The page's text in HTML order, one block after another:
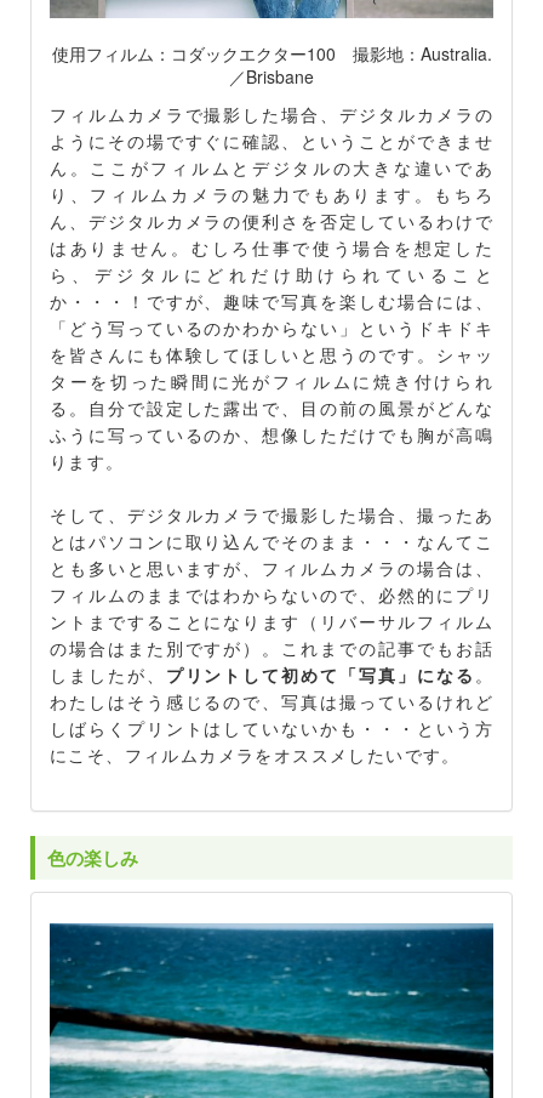
使用フィルム：コダックエクター100 撮影地：Australia.
／Brisbane
フィルムカメラで撮影した場合、デジタルカメラの
ようにその場ですぐに確認、ということができませ
ん。ここがフィルムとデジタルの大きな違いであ
り、フィルムカメラの魅力でもあります。もちろ
ん、デジタルカメラの便利さを否定しているわけで
はありません。むしろ仕事で使う場合を想定した
ら、デジタルにどれだけ助けられていること
か・・・！ですが、趣味で写真を楽しむ場合には、
「どう写っているのかわからない」というドキドキ
を皆さんにも体験してほしいと思うのです。シャッ
ターを切った瞬間に光がフィルムに焼き付けられ
る。自分で設定した露出で、目の前の風景がどんな
ふうに写っているのか、想像しただけでも胸が高鳴
ります。
そして、デジタルカメラで撮影した場合、撮ったあ
とはパソコンに取り込んでそのまま・・・なんてこ
とも多いと思いますが、フィルムカメラの場合は、
フィルムのままではわからないので、必然的にプリ
ントまですることになります（リバーサルフィルム
の場合はまた別ですが）。これまでの記事でもお話
しましたが、 プリントして初めて「写真」になる 。
わたしはそう感じるので、写真は撮っているけれど
しばらくプリントはしていないかも・・・という方
にこそ、フィルムカメラをオススメしたいです。
色の楽しみ